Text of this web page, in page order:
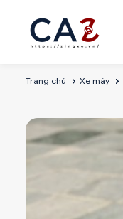
Trang chủ Xe máy